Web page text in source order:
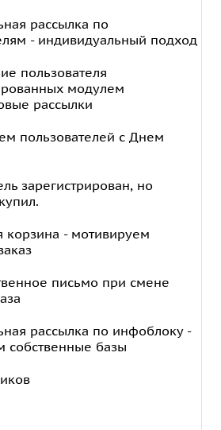
рассылка по
- индивидуальный подход
пользователя
модулем
рассылки
пользователей с Днем
зарегистрирован, но
корзина - мотивируем
письмо при смене
рассылка по инфоблоку -
собственные базы